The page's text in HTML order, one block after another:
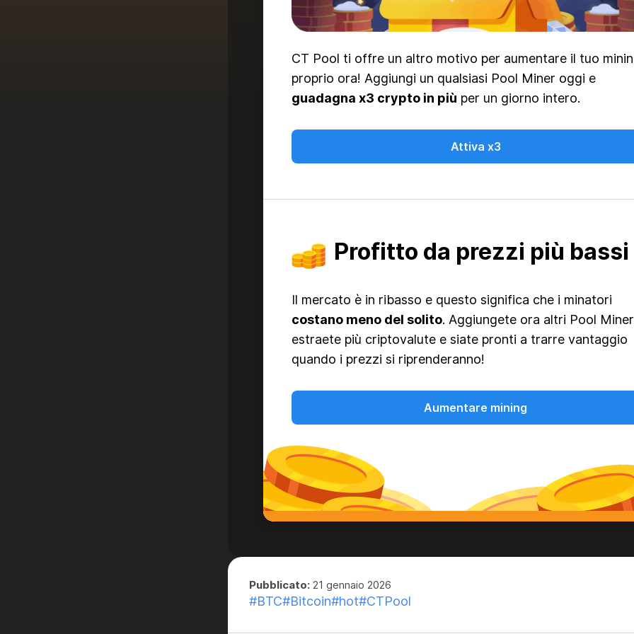
CT Pool ti offre un altro motivo per aumentare il tuo
proprio ora! Aggiungi un qualsiasi Pool Miner oggi e
guadagna x3 crypto in più per un giorno intero.
Attiva x3
Profitto da prezzi più bassi
Il mercato è in ribasso e questo significa che i minatori
costano meno del solito. Aggiungete ora altri Pool
estraete più criptovalute e siate pronti a trarre vantaggio
quando i prezzi si riprenderanno!
Aumentare mining
Pubblicato: 21 gennaio 2026
#BTC#Bitcoin#hot#CTPool